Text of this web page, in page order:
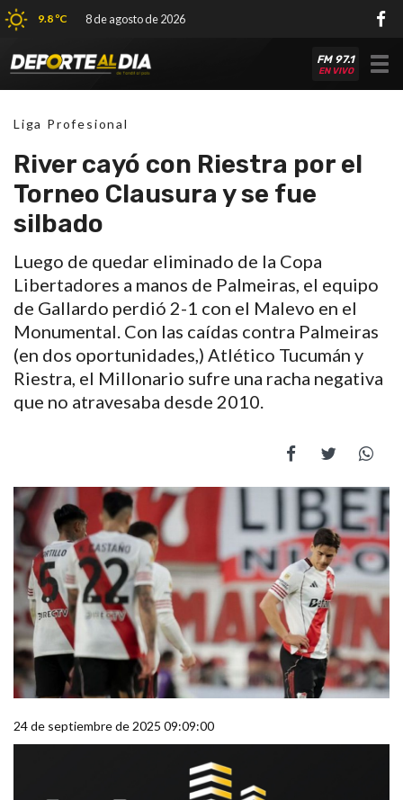
9.8 ºC 8 de agosto de 2026
FM 97.1
EN VIVO
Liga Profesional
River cayó con Riestra por el
Torneo Clausura y se fue
silbado
Luego de quedar eliminado de la Copa
Libertadores a manos de Palmeiras, el equipo
de Gallardo perdió 2-1 con el Malevo en el
Monumental. Con las caídas contra Palmeiras
(en dos oportunidades,) Atlético Tucumán y
Riestra, el Millonario sufre una racha negativa
que no atravesaba desde 2010.
24 de septiembre de 2025 09:09:00